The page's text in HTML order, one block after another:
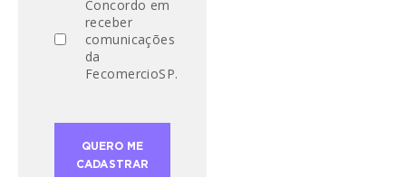
Concordo em
receber
comunicações
da
FecomercioSP.